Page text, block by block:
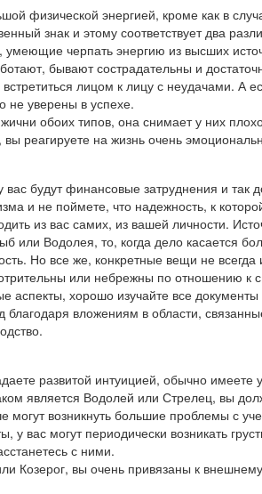
физической энергией, кроме как в
знак и этому соответствует два
черпать энергию из высших
бывают сострадательны и
лицом к лицу с неудачами. А
не уверены в успехе.
обоих типов, она снимает у них
реагируете на жизнь очень
будут финансовые затруднения и так
и не поймете, что надежность, к
из вас самих, из вашей личности.
или Водолея, то, когда дело касается
Но все же, конкретные вещи не
или небрежны по отношению к
аспекты, хорошо изучайте все
вложениям в области,
развитой интуицией, обычно имеете
является Водолей или Стрелец, вы
могут возникнуть большие проблемы с
у вас могут периодически возникать
с ними.
Козерог, вы очень привязаны к